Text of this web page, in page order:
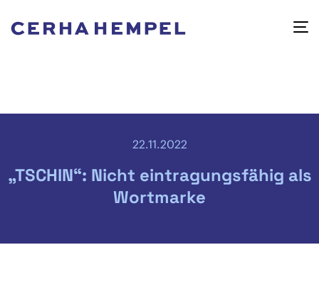
22.11.2022
„TSCHIN“: Nicht eintragungsfähig als
Wortmarke